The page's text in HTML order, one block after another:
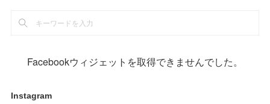
(1)
(17
((
Facebookウィジェットを取得できませんでした。
Instagram